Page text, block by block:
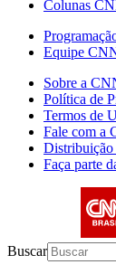
Colunas
Equipe
Sobre a
Política de
Termos de
Fale com a
Distribuição
Faça parte
Buscar